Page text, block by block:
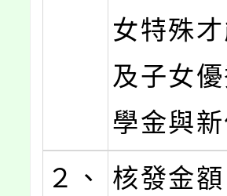
女特殊
及子女
學金與
２、
核發金